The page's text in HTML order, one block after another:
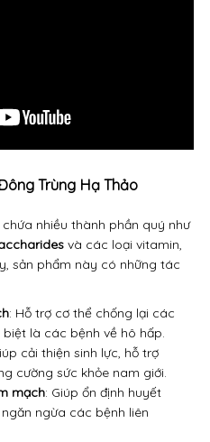
Trùng Hạ Thảo
nhiều thành phần quý như
và các loại vitamin,
sản phẩm này có những tác
: Hỗ trợ cơ thể chống lại các
là các bệnh về hô hấp.
cải thiện sinh lực, hỗ trợ
cường sức khỏe nam giới.
mạch: Giúp ổn định huyết
ngừa các bệnh liên